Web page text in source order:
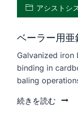
アシストシ
ベーラー用
Galvanized
binding in
baling
続きを読む